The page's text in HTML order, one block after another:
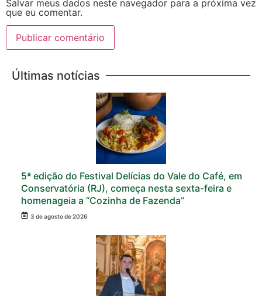
Salvar meus dados neste navegador para a próxima vez
que eu comentar.
Últimas notícias
5ª edição do Festival Delícias do Vale do Café, em
Conservatória (RJ), começa nesta sexta-feira e
homenageia a “Cozinha de Fazenda”
3 de agosto de 2026